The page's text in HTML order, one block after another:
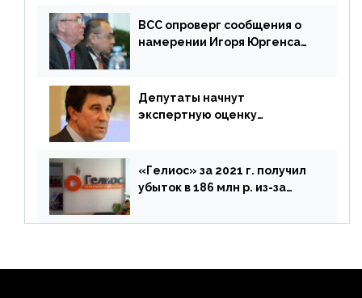
ВСС опроверг сообщения о
намерении Игоря Юргенса
Депутаты начнут
экспертную оценку
«Гелиос» за 2021 г. получил
убыток в 186 млн р. из-за
реализации недвижимости